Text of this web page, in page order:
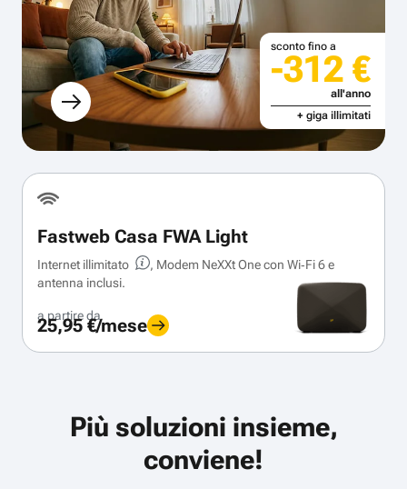
sconto fino a
-312 €
all'anno
+ giga illimitati
Fastweb Casa FWA Light
Internet illimitato
, Modem NeXXt One con Wi‑Fi 6 e
antenna inclusi.
a partire da
25,95 €/mese
Più soluzioni insieme,
conviene!